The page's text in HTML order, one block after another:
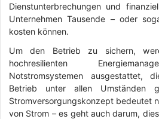
Dienstunterbrechungen und
Unternehmen Tausende – oder
kosten können.
Um den Betrieb zu sichern,
hochresilienten
Notstromsystemen ausgestattet,
Betrieb unter allen Umständen
Stromversorgungskonzept bedeutet
von Strom – es geht auch darum,